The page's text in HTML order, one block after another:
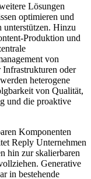
Lösungen
optimieren und
unterstützen. Hinzu
Produktion und
von
oder
heterogene
von Qualität,
und die proaktive
Komponenten
Reply Unternehmen
hin zur skalierbaren
Generative
in bestehende